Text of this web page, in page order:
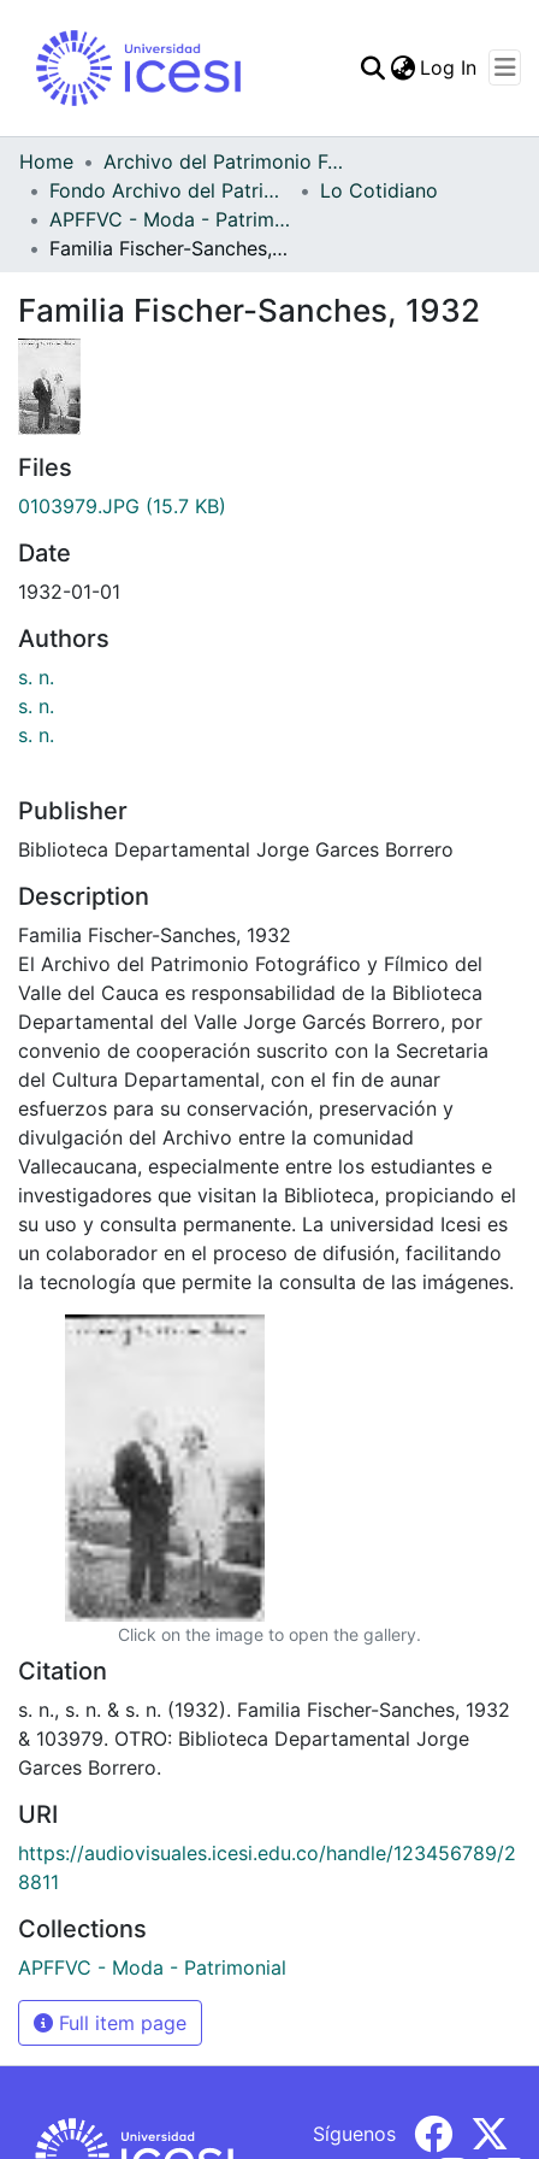
Statistics
Log In
Home
Archivo del Patrimonio Fotográfico y Fílmico del Valle del Cauca
Fondo Archivo del Patrimonio Fotográfico y Fílmico del Valle del Cauca
Lo Cotidiano
APFFVC - Moda - Patrimonial
Familia Fischer-Sanches, 1932
Familia Fischer-Sanches, 1932
Files
0103979.JPG (15.7 KB)
Date
1932-01-01
Authors
s. n.
s. n.
s. n.
Publisher
Biblioteca Departamental Jorge Garces Borrero
Description
Familia Fischer-Sanches, 1932
El Archivo del Patrimonio Fotográfico y Fílmico del
Valle del Cauca es responsabilidad de la Biblioteca
Departamental del Valle Jorge Garcés Borrero, por
convenio de cooperación suscrito con la Secretaria
del Cultura Departamental, con el fin de aunar
esfuerzos para su conservación, preservación y
divulgación del Archivo entre la comunidad
Vallecaucana, especialmente entre los estudiantes e
investigadores que visitan la Biblioteca, propiciando el
su uso y consulta permanente. La universidad Icesi es
un colaborador en el proceso de difusión, facilitando
la tecnología que permite la consulta de las imágenes.
Click on the image to open the gallery.
Citation
s. n., s. n. & s. n. (1932). Familia Fischer-Sanches, 1932
& 103979. OTRO: Biblioteca Departamental Jorge
Garces Borrero.
URI
https://audiovisuales.icesi.edu.co/handle/123456789/2
8811
Collections
APFFVC - Moda - Patrimonial
Full item page
Síguenos